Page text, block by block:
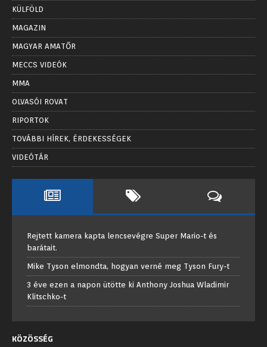
KÜLFÖLD
MAGAZIN
MAGYAR AMATŐR
MECCS VIDEÓK
MMA
OLVASÓI ROVAT
RIPORTOK
TOVÁBBI HÍREK, ÉRDEKESSÉGEK
VIDEÓTÁR
Rejtett kamera kapta lencsevégre Super Mario-t és
barátait.
Mike Tyson elmondta, hogyan verné meg Tyson Fury-t
3 éve ezen a napon ütötte ki Anthony Joshua Wladimir
Klitschko-t
KÖZÖSSÉG